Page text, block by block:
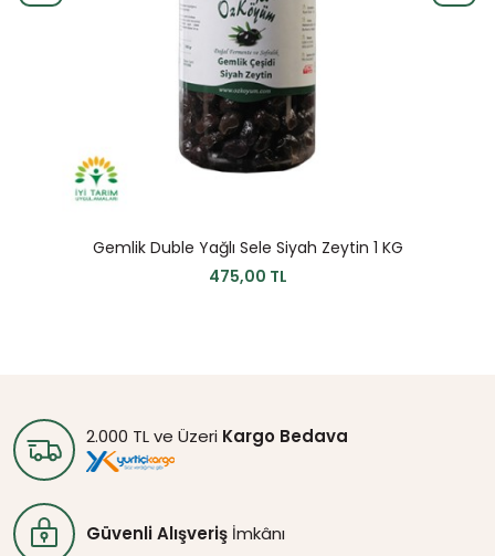
Gemlik Duble Yağlı Sele Siyah Zeytin 1 KG
475,00 TL
2.000 TL ve Üzeri Kargo Bedava
Güvenli Alışveriş İmkânı